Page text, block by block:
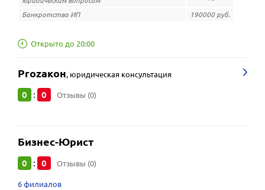
Банкротство ИП
190000 руб.
Открыто до 20:00
Prozакон, юридическая консультация
0 : 0 Отзывы (0)
Бизнес-Юрист
0 : 0 Отзывы (0)
6 филиалов